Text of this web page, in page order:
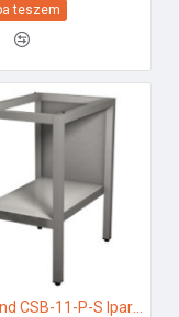
teszem
Diamond CSB-11-P-S Ipari rozsdamentes bútorok